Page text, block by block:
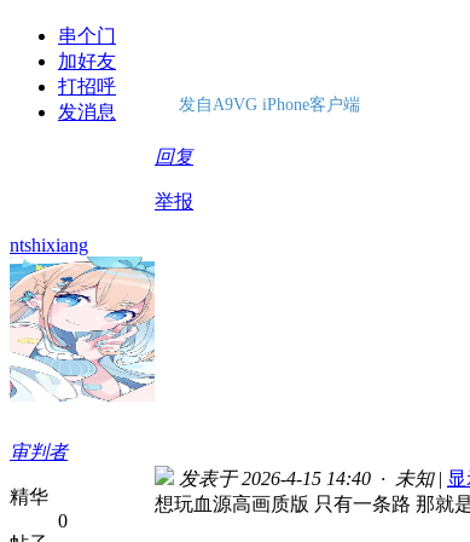
串个门
加好友
打招呼
发消息
发自A9VG iPhone客户端
回复
举报
ntshixiang
审判者
精华
0
发表于 2026-4-15 14:40 · 未知 |
想玩血源高画质版 只有一条路 那就